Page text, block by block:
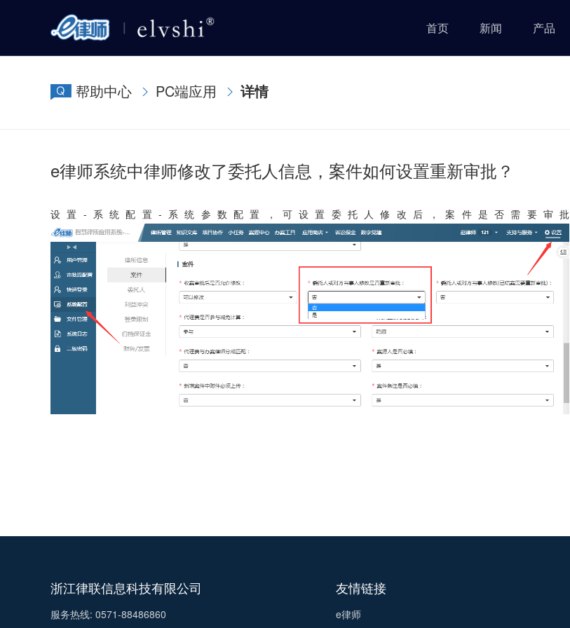
首页 新闻 产品
帮助中心 PC端应用 详情
e律师系统中律师修改了委托人信息，案件如何设置重新审批？
设置-系统配置-系统参数配置，可设置委托人修改后，案件是否需要审批
浙江律联信息科技有限公司
服务热线: 0571-88486860
友情链接
e律师